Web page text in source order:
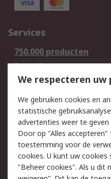
Services
750.000 producten
Bestellen
Retouren
Track & Trace
Wettelijk
Cookiebeleid
Privacybeleid -
Bijgewerkt
We respecteren uw
We gebruiken cookies en
statistische
advertenties weer te
Door op "Alles accepteren"
toestemming voor de
cookies. U kunt uw
"Beheer cookies". Als u dit